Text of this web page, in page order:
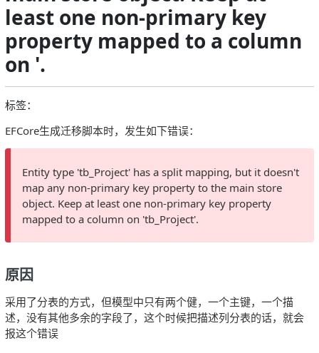
least one non-primary key
property mapped to a column
on '.
标签：
EFCore生成迁移脚本时，发生如下错误：
Entity type 'tb_Project' has a split mapping, but it doesn't
map any non-primary key property to the main store
object. Keep at least one non-primary key property
mapped to a column on 'tb_Project'.
原因
采用了分表的方式，但模型中只有两个健，一个主键，一个描
述，没有其他多余的字段了，这个时候把描述列分表的话，就会
报这个错误